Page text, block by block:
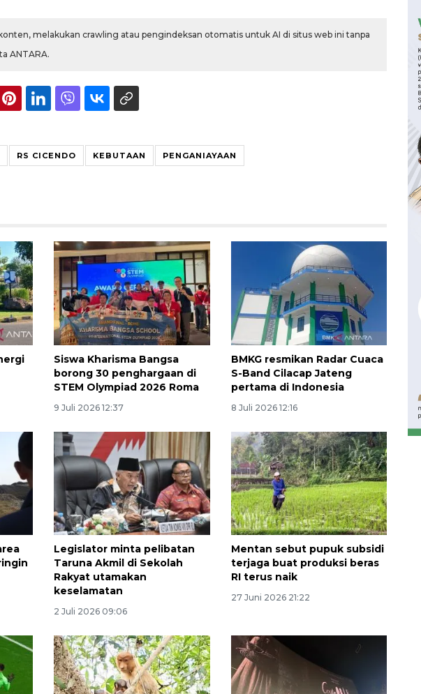
melakukan crawling atau pengindeksan otomatis untuk AI di situs web ini tanpa
ANTARA.
RS CICENDO KEBUTAAN PENGANIAYAAN
Siswa Kharisma Bangsa
borong 30 penghargaan di
STEM Olympiad 2026 Roma
9 Juli 2026 12:37
BMKG resmikan Radar Cuaca
S-Band Cilacap Jateng
pertama di Indonesia
8 Juli 2026 12:16
Legislator minta pelibatan
Taruna Akmil di Sekolah
Rakyat utamakan
keselamatan
2 Juli 2026 09:06
Mentan sebut pupuk subsidi
terjaga buat produksi beras
RI terus naik
27 Juni 2026 21:22
Waspadai penyakit saat
musim kemarau